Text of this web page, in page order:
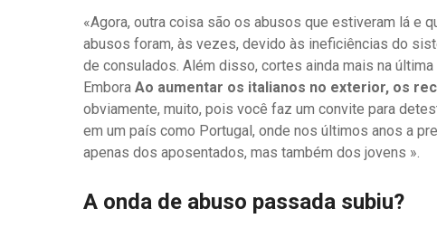
«Agora, outra coisa são os abusos que estiveram lá e
abusos foram, às vezes, devido às ineficiências do
de consulados. Além disso, cortes ainda mais na
Embora Ao aumentar os italianos no exterior, os
obviamente, muito, pois você faz um convite para
em um país como Portugal, onde nos últimos anos a
apenas dos aposentados, mas também dos jovens ».
A onda de abuso passada subiu?